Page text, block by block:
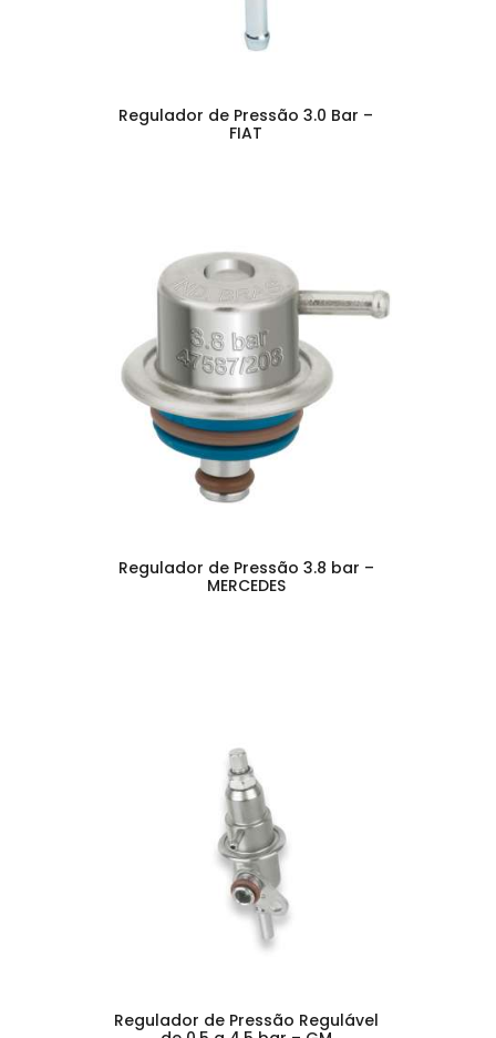
Regulador de Pressão 3.0 Bar –
FIAT
Regulador de Pressão 3.8 bar –
MERCEDES
Regulador de Pressão Regulável